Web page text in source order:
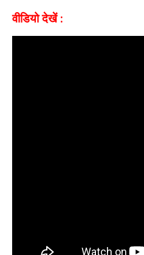
वीडियो देखें :